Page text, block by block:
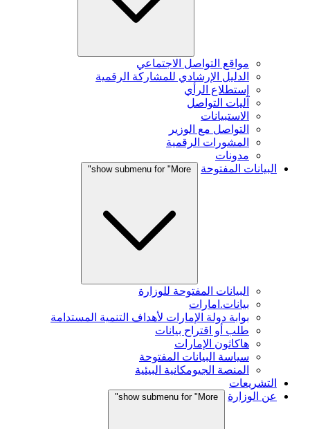
مواقع التواصل الاجتماعي
الدليل الإرشادي للمشاركة الرقمية
إستطلاع الرأي
آليات التواصل
الاستبيانات
التواصل مع الوزير
المشورات الرقمية
مدونات
البيانات المفتوحة
show submenu for "More"
البيانات المفتوحة للوزارة
بيانات.امارات
بوابة دولة الإمارات لأهداف التنمية المستدامة
طلب أو اقتراح بيانات
هاكاثون الإمارات
سياسة البيانات المفتوحة
المنصة الجيومكانية البيئية
التشريعات
عن الوزارة
show submenu for "More"